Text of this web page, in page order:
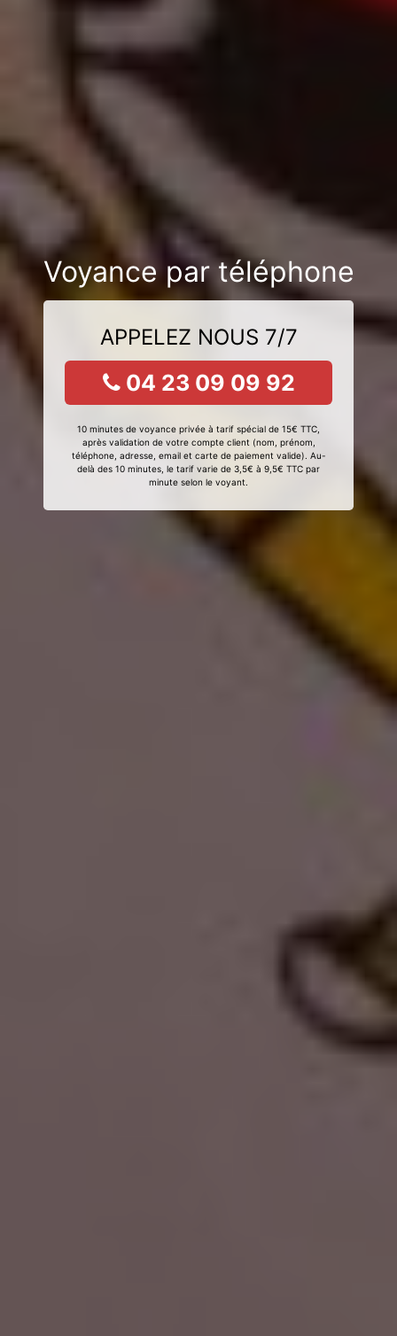
Voyance par téléphone
APPELEZ NOUS 7/7
04 23 09 09 92
10 minutes de voyance privée à tarif spécial de 15€ TTC,
après validation de votre compte client (nom, prénom,
téléphone, adresse, email et carte de paiement valide). Au-
delà des 10 minutes, le tarif varie de 3,5€ à 9,5€ TTC par
minute selon le voyant.